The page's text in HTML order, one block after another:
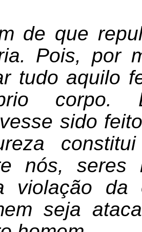
de que
Pois, por
tudo aquilo
corpo.
sido
nós, seres
violação da
seja